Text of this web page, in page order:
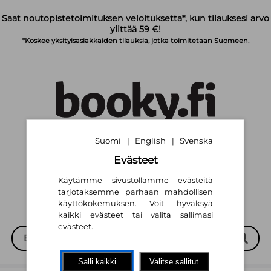
Saat noutopistetoimituksen veloituksetta*, kun tilauksesi arvo
ylittää 59 €!
*Koskee yksityisasiakkaiden tilauksia, jotka toimitetaan Suomeen.
Suomi | English | Svenska
Suomi | English | Svenska
Evästeet
Käytämme sivustollamme evästeitä
tarjotaksemme parhaan mahdollisen
käyttökokemuksen. Voit hyväksyä
kaikki evästeet tai valita sallimasi
evästeet.
Salli kaikki Valitse sallitut